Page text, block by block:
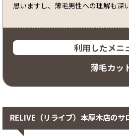
思いますし、薄毛男性への理解も深
利用したメニ
薄毛カッ
RELIVE（リライブ）本厚木店のサ